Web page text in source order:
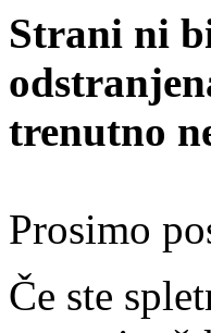
Strani ni
trenutno
Prosimo
Če ste